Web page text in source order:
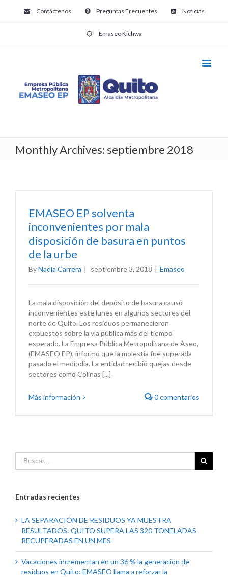
Contáctenos Preguntas Frecuentes Noticias
Emaseo Kichwa
Monthly Archives: septiembre 2018
EMASEO EP solventa
inconvenientes por mala
disposición de basura en puntos
de la urbe
ByNadia Carrera | septiembre 3, 2018 | Emaseo
La mala disposición del depósito de basura causó
inconvenientes este lunes en algunos sectores del
norte de Quito. Los residuos permanecieron
expuestos sobre la vía pública más del tiempo
esperado. La Empresa Pública Metropolitana de Aseo,
(EMASEO EP), informó que la molestia fue superada
pasado el mediodía. La entidad recibió quejas desde
sectores como Colinas [...]
Más información 0 comentarios
Entradas recientes
LA SEPARACIÓN DE RESIDUOS YA MUESTRA
RESULTADOS: QUITO SUPERA LAS 320 TONELADAS
RECUPERADAS EN UN MES
Vacaciones incrementan en un 36 % la generación de
residuos en Quito: EMASEO llama a reforzar la